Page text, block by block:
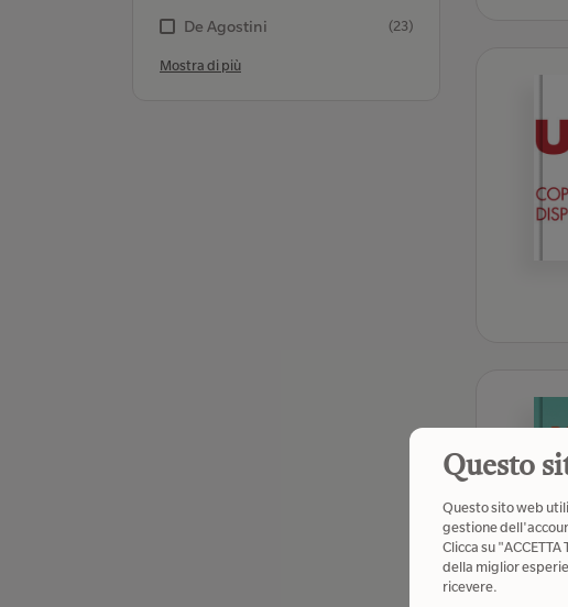
De Agostini (23)
Mostra di più
Questo
Questo sito web
gestione
Clicca su
della miglior
ricevere.